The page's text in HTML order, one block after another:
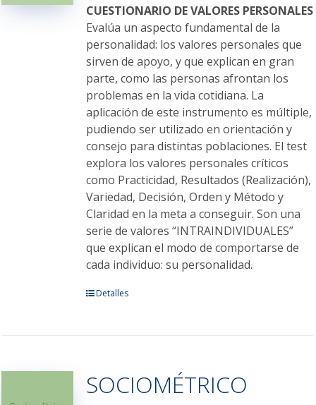
elegir
en
la
página
de
producto
CUESTIONARIO DE VALORES PERSONALES
Evalúa un aspecto fundamental de la
personalidad: los valores personales que
sirven de apoyo, y que explican en gran
parte, como las personas afrontan los
problemas en la vida cotidiana. La
aplicación de este instrumento es múltiple,
pudiendo ser utilizado en orientación y
consejo para distintas poblaciones. El test
explora los valores personales críticos
como Practicidad, Resultados (Realización),
Variedad, Decisión, Orden y Método y
Claridad en la meta a conseguir. Son una
serie de valores “INTRAINDIVIDUALES”
que explican el modo de comportarse de
cada individuo: su personalidad.
Este
Las
opciones
Detalles
SOCIOMÉTRICO